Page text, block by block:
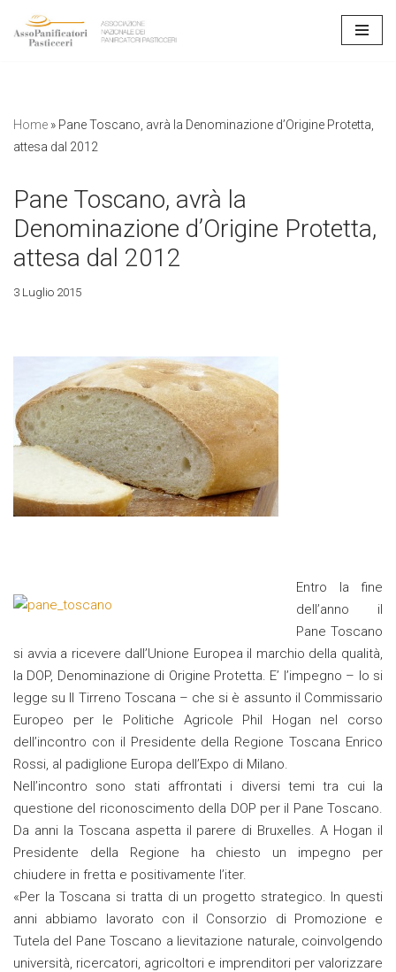
Vai
Home » Pane Toscano, avrà la Denominazione d’Origine Protetta,
attesa dal 2012
Pane Toscano, avrà la
Denominazione d’Origine Protetta,
attesa dal 2012
3 Luglio 2015
Entro la fine
dell’anno il
Pane Toscano
si avvia a ricevere dall’Unione Europea il marchio della qualità,
la DOP, Denominazione di Origine Protetta. E’ l’impegno – lo si
legge su Il Tirreno Toscana – che si è assunto il Commissario
Europeo per le Politiche Agricole Phil Hogan nel corso
dell’incontro con il Presidente della Regione Toscana Enrico
Rossi, al padiglione Europa dell’Expo di Milano.
Nell’incontro sono stati affrontati i diversi temi tra cui la
questione del riconoscimento della DOP per il Pane Toscano.
Da anni la Toscana aspetta il parere di Bruxelles. A Hogan il
Presidente della Regione ha chiesto un impegno per
chiudere in fretta e positivamente l’iter.
«Per la Toscana si tratta di un progetto strategico. In questi
anni abbiamo lavorato con il Consorzio di Promozione e
Tutela del Pane Toscano a lievitazione naturale, coinvolgendo
università, ricercatori, agricoltori e imprenditori per valorizzare